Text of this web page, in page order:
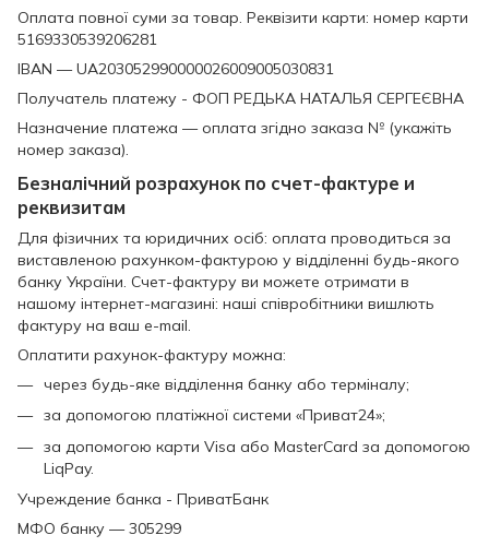
Оплата повної суми за товар. Реквізити карти: номер карти
5169330539206281
IBAN — UA203052990000026009005030831
Получатель платежу - ФОП РЕДЬКА НАТАЛЬЯ СЕРГЕЄВНА
Назначение платежа — оплата згідно заказа № (укажіть
номер заказа).
Безналічний розрахунок по счет-фактуре и
реквизитам
Для фізичних та юридичних осіб: оплата проводиться за
виставленою рахунком-фактурою у відділенні будь-якого
банку України. Счет-фактуру ви можете отримати в
нашому інтернет-магазині: наші співробітники вишлють
фактуру на ваш e-mail.
Оплатити рахунок-фактуру можна:
через будь-яке відділення банку або терміналу;
за допомогою платіжної системи «Приват24»;
за допомогою карти Visa або MasterCard за допомогою
LiqPay.
Учреждение банка - ПриватБанк
МФО банку — 305299